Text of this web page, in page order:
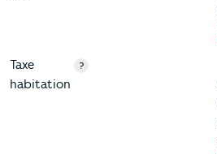
Taxe
habitation
?